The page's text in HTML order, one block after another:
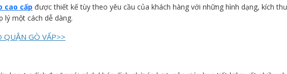
cao cấp được thiết kế tùy theo yêu cầu của khách hàng với những hình dạng, kích
lý một cách dễ dàng.
QUẬN GÒ VẤP>>